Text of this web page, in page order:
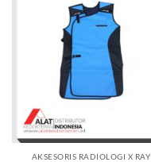
AKSESORIS RADIOLOGI X RAY